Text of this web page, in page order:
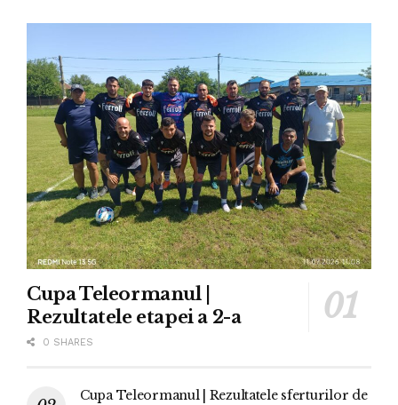
Cupa Teleormanul |
Rezultatele etapei a 2-a
0 SHARES
Cupa Teleormanul | Rezultatele sferturilor de